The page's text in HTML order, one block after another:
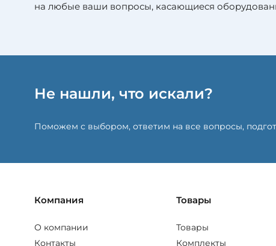
на любые ваши вопросы, касающиеся
Не нашли, что искали?
Поможем с выбором, ответим на все вопросы,
Компания
О компании
Контакты
Товары
Товары
Комплекты